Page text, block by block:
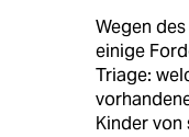
Wegen
einige
Triage:
Kinder von